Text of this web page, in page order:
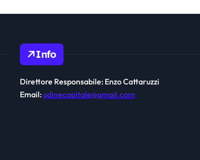
Info
Direttore Responsabile: Enzo Cattaruzzi
Email:udinecapitale@gmail.com